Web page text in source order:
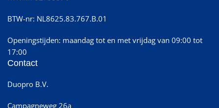
BTW-nr: NL8625.83.767.B.01
Openingstijden: maandag tot en met vrijdag van 09:00 tot
17:00
Contact
Duopro B.V.
Campagneweg 26a